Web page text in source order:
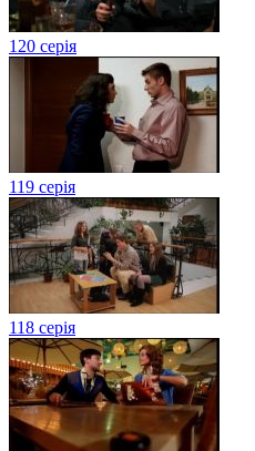
120 серія
119 серія
118 серія